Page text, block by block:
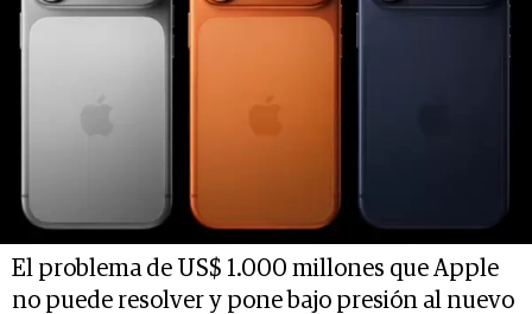
El problema de US$ 1.000 millones que Apple
no puede resolver y pone bajo presión al nuevo